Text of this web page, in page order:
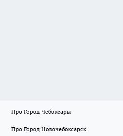
Про Город Чебоксары
Про Город Новочебоксарск